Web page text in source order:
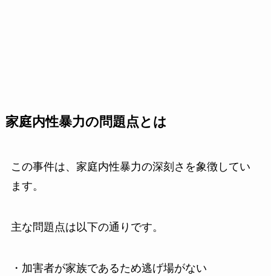
家庭内性暴力の問題点とは
この事件は、家庭内性暴力の深刻さを象徴してい
ます。
主な問題点は以下の通りです。
・加害者が家族であるため逃げ場がない